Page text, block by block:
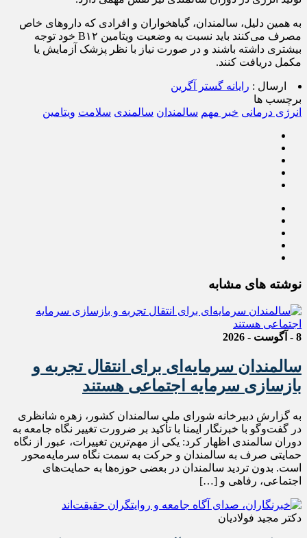
به همین دلیل، سالمندان، گیاهخواران و افرادی که داروهای خاص
مصرف می‌کنند باید نسبت به وضعیت ویتامین B۱۲ خود توجه
بیشتری داشته باشند و در صورت نیاز با نظر پزشک آزمایش یا
مکمل دریافت کنند.
ارسال : رایانه گستر آگرین
برچسب ها
انرژی‌ درمانی خبر مهم سالمندان سالمندی سلامت ویتامین
نوشته های مشابه
8 - آگوست - 2026
سالمندان سرمایه‌ای برای انتقال تجربه و
بازسازی سرمایه اجتماعی هستند
به گزارش دبیرخانه شورای ملی سالمندان کشور، زهره شانظری
در گفت‌وگو با خبرنگار ایمنا با تأکید بر ضرورت تغییر نگاه جامعه به
دوران سالمندی اظهار کرد: یکی از مهم‌ترین تغییرات، عبور از نگاه
حمایتی صرف به سالمندان و حرکت به سمت نگاه سرمایه‌محور
است. بدون تردید سالمندان در بعضی حوزه‌ها به حمایت‌های
اجتماعی، رفاهی و […]
دکتر مجید فولادیان